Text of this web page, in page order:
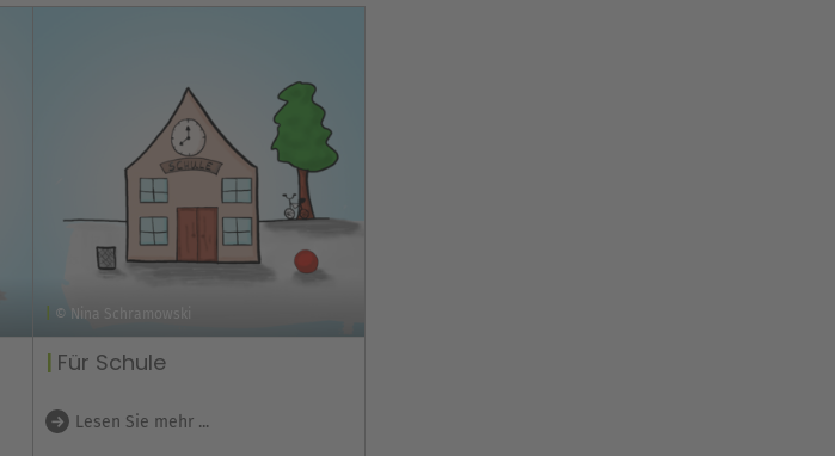
© Nina Schramowski
Für Schule
Lesen Sie mehr ...